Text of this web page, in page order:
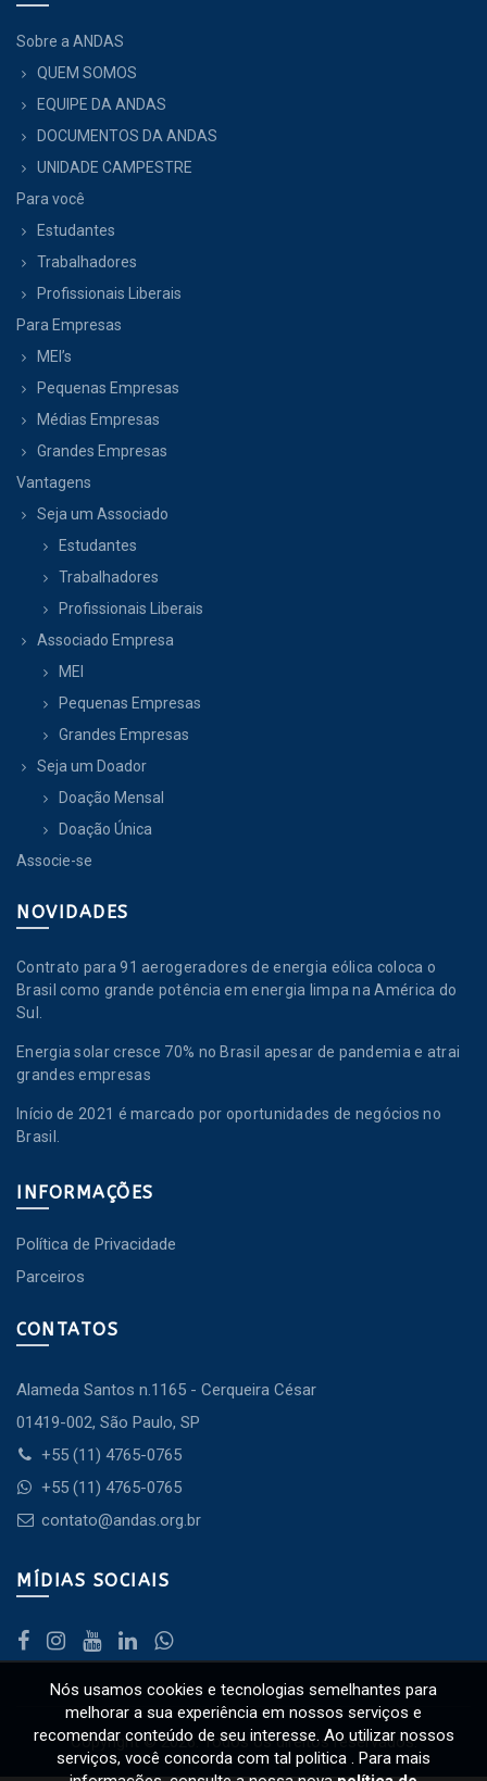
Sobre a ANDAS
QUEM SOMOS
EQUIPE DA ANDAS
DOCUMENTOS DA ANDAS
UNIDADE CAMPESTRE
Para você
Estudantes
Trabalhadores
Profissionais Liberais
Para Empresas
MEI’s
Pequenas Empresas
Médias Empresas
Grandes Empresas
Vantagens
Seja um Associado
Estudantes
Trabalhadores
Profissionais Liberais
Associado Empresa
MEI
Pequenas Empresas
Grandes Empresas
Seja um Doador
Doação Mensal
Doação Única
Associe-se
NOVIDADES
Contrato para 91 aerogeradores de energia eólica coloca o
Brasil como grande potência em energia limpa na América do
Sul.
Energia solar cresce 70% no Brasil apesar de pandemia e atrai
grandes empresas
Início de 2021 é marcado por oportunidades de negócios no
Brasil.
INFORMAÇÕES
Política de Privacidade
Parceiros
CONTATOS
Alameda Santos n.1165 - Cerqueira César
01419-002, São Paulo, SP
+55 (11) 4765-0765
+55 (11) 4765-0765
contato@andas.org.br
MÍDIAS SOCIAIS
Copyright © 2026. Todos os direitos reservados.
Nós usamos cookies e tecnologias semelhantes para
melhorar a sua experiência em nossos serviços e
recomendar conteúdo de seu interesse. Ao utilizar nossos
serviços, você concorda com tal politica . Para mais